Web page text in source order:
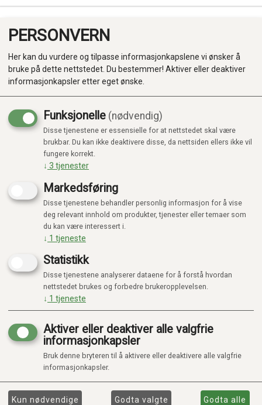
Produkter
Kategorier
PERSONVERN
Her kan du vurdere og tilpasse informasjonkapslene vi ønsker å
bruke på dette nettstedet. Du bestemmer! Aktiver eller deaktiver
informasjonkapsler etter eget ønske.
Funksjonelle (nødvendig)
Disse tjenestene er essensielle for at nettstedet skal være
brukbar. Du kan ikke deaktivere disse, da nettsiden ellers ikke vil
fungere korrekt.
↓ 3 tjenester
Markedsføring
Disse tjenestene behandler personlig informasjon for å vise
deg relevant innhold om produkter, tjenester eller temaer som
du kan være interessert i.
↓ 1 tjeneste
Statistikk
Disse tjenestene analyserer dataene for å forstå hvordan
nettstedet brukes og forbedre brukeropplevelsen.
↓ 1 tjeneste
Aktiver eller deaktiver alle valgfrie
informasjonkapsler
Bruk denne bryteren til å aktivere eller deaktivere alle valgfrie
informasjonkapsler.
Kun nødvendige Godta valgte Godta alle